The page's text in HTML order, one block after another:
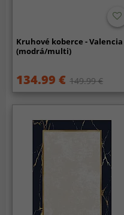
Kruhové koberce - Valencia
(modrá/multi)
134.99 € 149.99 €